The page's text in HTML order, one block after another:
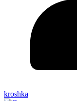
kroshka